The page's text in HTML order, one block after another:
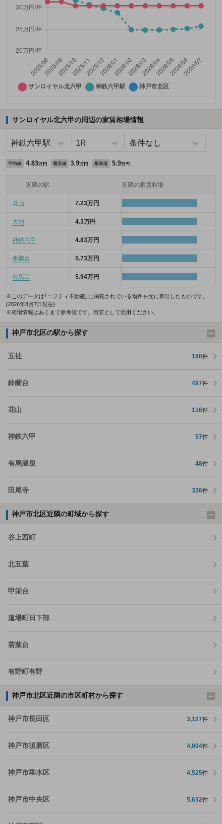
サンロイヤル北六甲の周辺の家賃相場情報
平均値 4.83万円 最安値 3.9万円 最高値 5.9万円
近隣の駅 近隣の家賃相場
花山 7.23万円
大池 4.3万円
神鉄六甲 4.83万円
唐櫃台 5.73万円
有馬口 5.94万円
※このデータは「ニフティ不動産」に掲載されている物件を元に算出したものです。
(2026年8月7日現在)
※相場情報はあくまで参考値です。目安として活用ください。
神戸市北区の駅から探す
五社 160件
鈴蘭台 497件
花山 116件
神鉄六甲 57件
有馬温泉 48件
田尾寺 336件
神戸市北区近隣の町域から探す
谷上西町
北五葉
甲栄台
道場町日下部
若葉台
有野町有野
神戸市北区近隣の市区町村から探す
神戸市長田区 3,127件
神戸市須磨区 4,004件
神戸市垂水区 4,525件
神戸市中央区 5,632件